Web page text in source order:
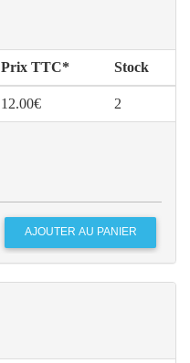
Prix TTC* Stock
12.00€ 2